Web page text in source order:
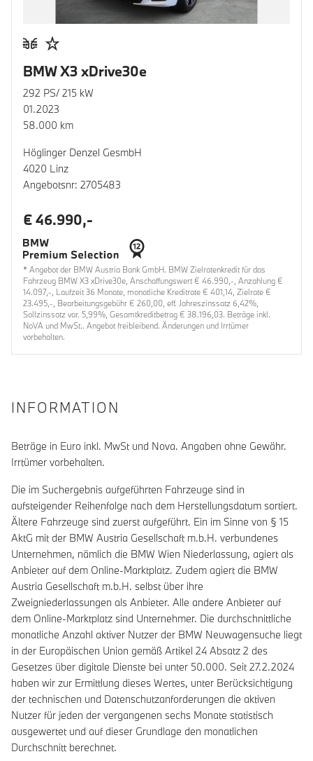
BMW X3 xDrive30e
292 PS/ 215 kW
01.2023
58.000 km
Höglinger Denzel GesmbH
4020 Linz
Angebotsnr: 2705483
€ 46.990,-
* Angebot der BMW Austria Bank GmbH. BMW Zielratenkredit für das
Fahrzeug BMW X3 xDrive30e, Anschaffungswert € 46.990,-, Anzahlung €
14.097,-, Laufzeit 36 Monate, monatliche Kreditrate € 401,14, Zielrate €
23.495,-, Bearbeitungsgebühr € 260,00, eff. Jahreszinssatz 6,42%,
Sollzinssatz var. 5,99%, Gesamtkreditbetrag € 38.196,03. Beträge inkl.
NoVA und MwSt.. Angebot freibleibend. Änderungen und Irrtümer
vorbehalten.
INFORMATION
Beträge in Euro inkl. MwSt und Nova. Angaben ohne Gewähr.
Irrtümer vorbehalten.
Die im Suchergebnis aufgeführten Fahrzeuge sind in
aufsteigender Reihenfolge nach dem Herstellungsdatum sortiert.
Ältere Fahrzeuge sind zuerst aufgeführt. Ein im Sinne von § 15
AktG mit der BMW Austria Gesellschaft m.b.H. verbundenes
Unternehmen, nämlich die BMW Wien Niederlassung, agiert als
Anbieter auf dem Online-Marktplatz. Zudem agiert die BMW
Austria Gesellschaft m.b.H. selbst über ihre
Zweigniederlassungen als Anbieter. Alle andere Anbieter auf
dem Online-Marktplatz sind Unternehmer. Die durchschnittliche
monatliche Anzahl aktiver Nutzer der BMW Neuwagensuche liegt
in der Europäischen Union gemäß Artikel 24 Absatz 2 des
Gesetzes über digitale Dienste bei unter 50.000. Seit 27.2.2024
haben wir zur Ermittlung dieses Wertes, unter Berücksichtigung
der technischen und Datenschutzanforderungen die aktiven
Nutzer für jeden der vergangenen sechs Monate statistisch
ausgewertet und auf dieser Grundlage den monatlichen
Durchschnitt berechnet.